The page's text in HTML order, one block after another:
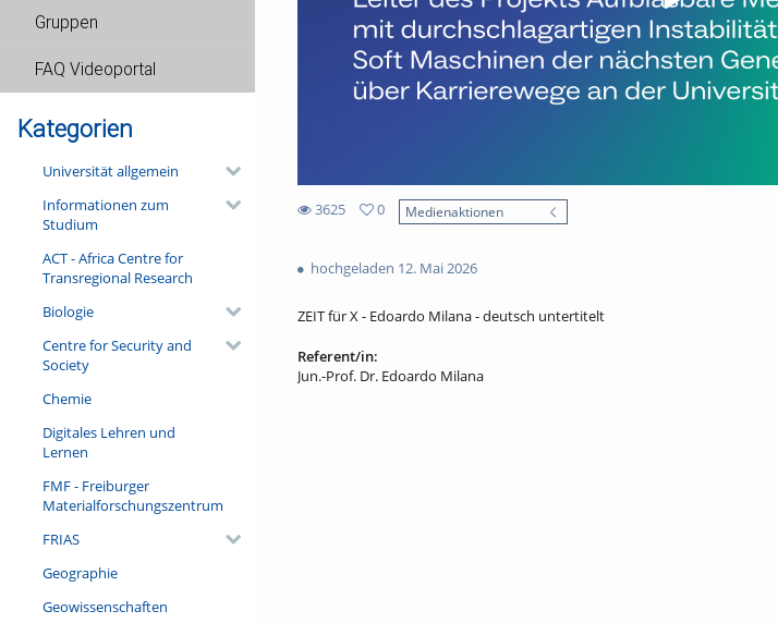
Gruppen
FAQ Videoportal
Kategorien
Universität allgemein
Informationen zum
Studium
ACT - Africa Centre for
Transregional Research
Biologie
Centre for Security and
Society
Chemie
Digitales Lehren und
Lernen
FMF - Freiburger
Materialforschungszentrum
FRIAS
Geographie
Geowissenschaften
3625
views
0
Medienaktionen
hochgeladen 12. Mai 2026
ZEIT für X - Edoardo Milana - deutsch untertitelt
Referent/in:
Jun.-Prof. Dr. Edoardo Milana